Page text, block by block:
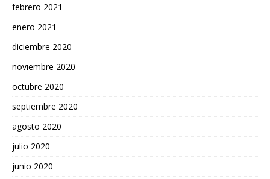
febrero 2021
enero 2021
diciembre 2020
noviembre 2020
octubre 2020
septiembre 2020
agosto 2020
julio 2020
junio 2020